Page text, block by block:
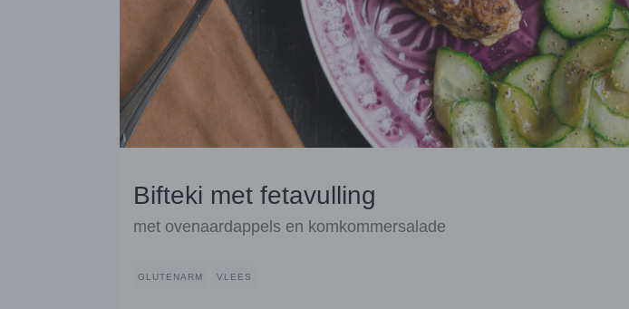
Bifteki met fetavulling
met ovenaardappels en komkommersalade
GLUTENARM VLEES